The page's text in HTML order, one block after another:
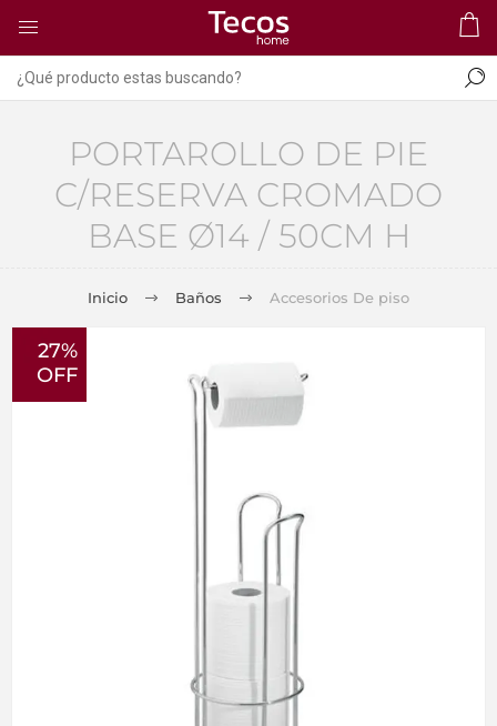
PORTAROLLO DE PIE
C/RESERVA CROMADO
BASE Ø14 / 50CM H
Inicio Baños Accesorios De piso
27%
OFF